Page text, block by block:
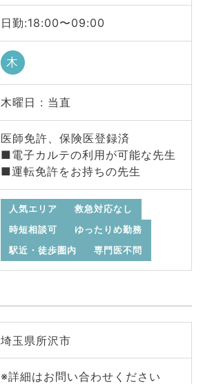
日勤:18:00〜09:00
木
木曜日 : 当直
医師免許、保険医登録済
■電子カルテの利用が可能な先生
■運転免許をお持ちの先生
人気エリア
救急対応なし
時短相談可
ゆったりめ勤務
駅近・徒歩圏内
専門医不問
埼玉県所沢市
※詳細はお問い合わせください